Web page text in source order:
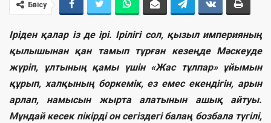
Бөлісу
Іріден қалар із де ірі. Ірілігі сол, қызыл империяның
қылышынан қан тамып тұрған кезеңде Мәскеуде
жүріп, ұлтының қамы үшін «Жас тұлпар» ұйымын
құрып, халқының боркемік, ез емес екендігін, арын
арлап, намысын жырта алатынын ашық айтуы.
Мұндай кесек пікірді он сегіздегі балаң бозбала түгілі,